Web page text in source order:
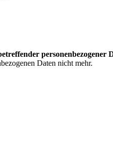
Daten nicht mehr.